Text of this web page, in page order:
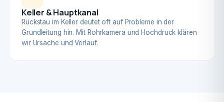
Keller & Hauptkanal
Rückstau im Keller deutet oft auf Probleme in der
Grundleitung hin. Mit Rohrkamera und Hochdruck klären
wir Ursache und Verlauf.